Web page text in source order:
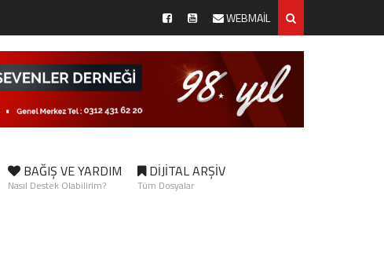
WEBMAİL
BAĞIŞ VE YARDIM
Nasıl Destek Olabilirim?
DİJİTAL ARŞİV
Tüm Dosyalar